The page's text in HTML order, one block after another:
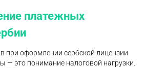
платежных
при оформлении сербской лицензии
— это понимание налоговой нагрузки.